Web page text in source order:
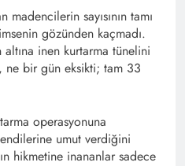
sayısının tamı
gözünden kaçmadı.
inen kurtarma tünelini
ne bir gün eksikti; tam 33
operasyonuna
umut verdiğini
hikmetine inananlar sadece